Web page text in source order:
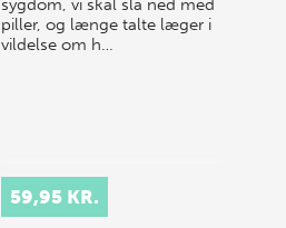
sygdom, vi skal slå ned med
piller, og længe talte læger i
vildelse om h…
59,95 KR.